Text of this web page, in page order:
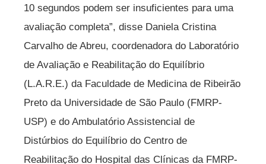
10 segundos podem ser insuficientes para uma
avaliação completa”, disse Daniela Cristina
Carvalho de Abreu, coordenadora do Laboratório
de Avaliação e Reabilitação do Equilíbrio
(L.A.R.E.) da Faculdade de Medicina de Ribeirão
Preto da Universidade de São Paulo (FMRP-
USP) e do Ambulatório Assistencial de
Distúrbios do Equilíbrio do Centro de
Reabilitação do Hospital das Clínicas da FMRP-